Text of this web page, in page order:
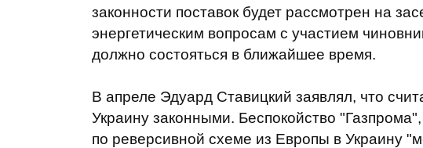
законности поставок будет рассмотрен на
энергетическим вопросам с участием
должно состояться в ближайшее время.
В апреле Эдуард Ставицкий заявлял, что
Украину законными. Беспокойство "Газпрома",
по реверсивной схеме из Европы в Украину